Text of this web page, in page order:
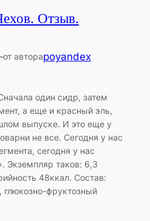
Отзыв.
от автораpoyandex
один сидр, затем
а еще и красный эль,
выпуске. И это еще у
не все. Сегодня у нас
сегодня у нас
Экземпляр таков: 6,3
48ккал. Состав:
фруктозный